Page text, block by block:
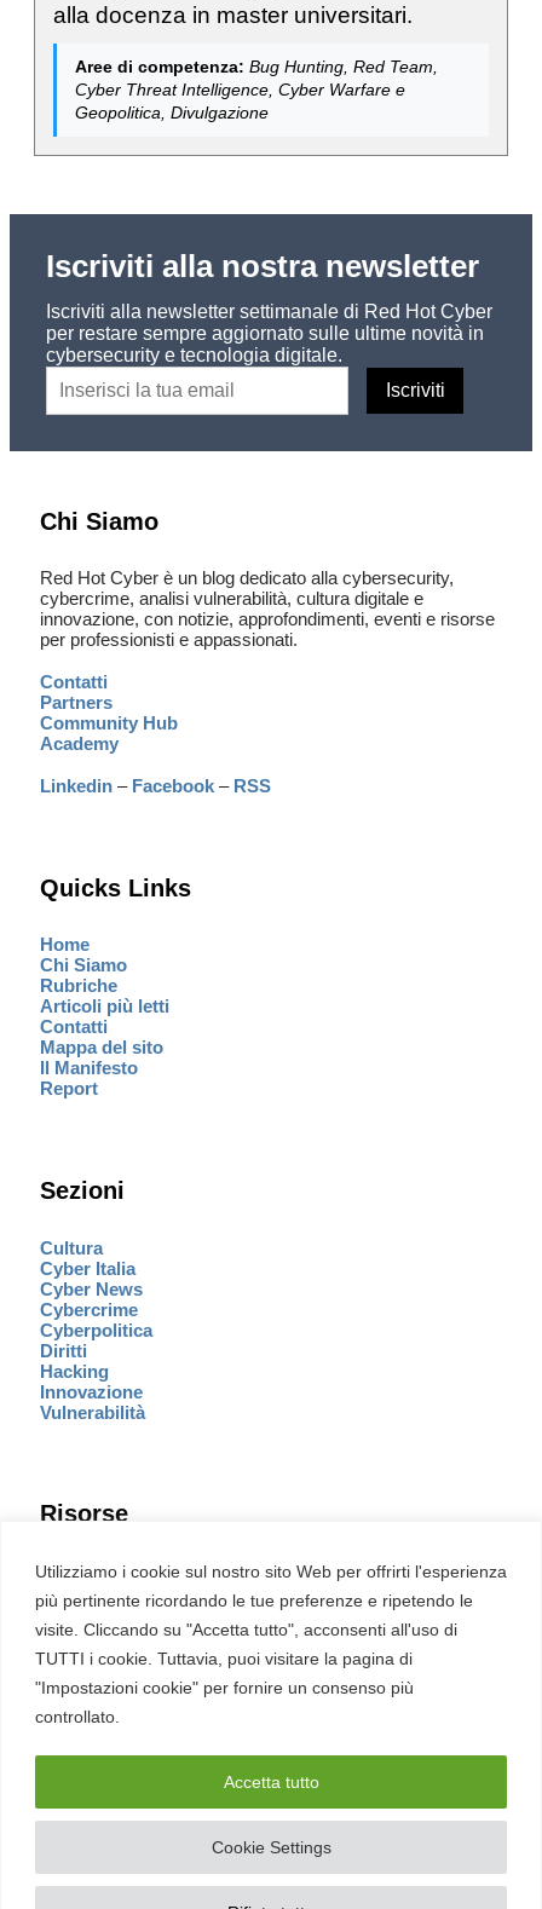
Utilizziamo i cookie sul nostro sito Web per offrirti l'esperienza
più pertinente ricordando le tue preferenze e ripetendo le
visite. Cliccando su "Accetta tutto", acconsenti all'uso di
TUTTI i cookie. Tuttavia, puoi visitare la pagina di
"Impostazioni cookie" per fornire un consenso più
controllato.
Cookie Settings
Accetta tutto
alla docenza in master universitari.
Aree di competenza: Bug Hunting, Red Team,
Cyber Threat Intelligence, Cyber Warfare e
Geopolitica, Divulgazione
Iscriviti alla nostra newsletter
Iscriviti alla newsletter settimanale di Red Hot Cyber
per restare sempre aggiornato sulle ultime novità in
cybersecurity e tecnologia digitale.
Chi Siamo
Red Hot Cyber è un blog dedicato alla cybersecurity,
cybercrime, analisi vulnerabilità, cultura digitale e
innovazione, con notizie, approfondimenti, eventi e risorse
per professionisti e appassionati.
Contatti
Partners
Community Hub
Academy
Linkedin – Facebook – RSS
Quicks Links
Home
Chi Siamo
Rubriche
Articoli più letti
Contatti
Mappa del sito
Il Manifesto
Report
Sezioni
Cultura
Cyber Italia
Cyber News
Cybercrime
Cyberpolitica
Diritti
Hacking
Innovazione
Vulnerabilità
Risorse
Eventi
Fumetto Cyber
Newsletter
Servizi
Pubblicità
English
Ultime CVE critiche
2026 – REDHOTCYBER Srl. Tutti i diritti riservati